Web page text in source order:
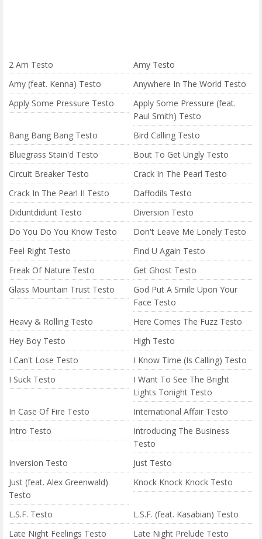
2 Am Testo
Amy Testo
Amy (feat. Kenna) Testo
Anywhere In The World Testo
Apply Some Pressure Testo
Apply Some Pressure (feat.
Paul Smith) Testo
Bang Bang Bang Testo
Bird Calling Testo
Bluegrass Stain'd Testo
Bout To Get Ungly Testo
Circuit Breaker Testo
Crack In The Pearl Testo
Crack In The Pearl II Testo
Daffodils Testo
Diduntdidunt Testo
Diversion Testo
Do You Do You Know Testo
Don't Leave Me Lonely Testo
Feel Right Testo
Find U Again Testo
Freak Of Nature Testo
Get Ghost Testo
Glass Mountain Trust Testo
God Put A Smile Upon Your
Face Testo
Heavy & Rolling Testo
Here Comes The Fuzz Testo
Hey Boy Testo
High Testo
I Can't Lose Testo
I Know Time (Is Calling) Testo
I Suck Testo
I Want To See The Bright
Lights Tonight Testo
In Case Of Fire Testo
International Affair Testo
Intro Testo
Introducing The Business
Testo
Inversion Testo
Just Testo
Just (feat. Alex Greenwald)
Testo
Knock Knock Knock Testo
L.S.F. Testo
L.S.F. (feat. Kasabian) Testo
Late Night Feelings Testo
Late Night Prelude Testo